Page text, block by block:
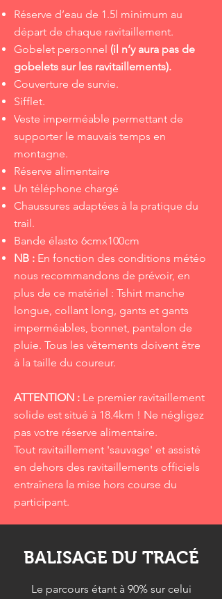
Réserve d’eau de 1.5l minimum au
départ de chaque ravitaillement.
Gobelet personnel (il n’y aura pas de
gobelets sur les ravitaillements).
Couverture de survie.
Sifflet.
Veste imperméable permettant de
supporter le mauvais temps en
montagne.
Réserve alimentaire
Un téléphone chargé
Chaussures adaptées à la pratique du
trail.
Bande élasto 6cmx100cm
NB : En fonction des conditions météo
nous recommandons de prévoir, en
plus de ce matériel : Tshirt manche
longue, collant long, gants et gants
imperméables, bonnet, pantalon de
pluie. Tous les vêtements doivent être
à la taille du coureur.
ATTENTION : Le premier ravitaillement
solide est situé à 18.4km ! Ne négligez
pas votre réserve alimentaire.
Tout ravitaillement 'sauvage' et assisté
en dehors des ravitaillements officiels
entraînera la mise hors course du
participant.
BALISAGE DU TRACÉ
Le parcours étant à 90% sur celui